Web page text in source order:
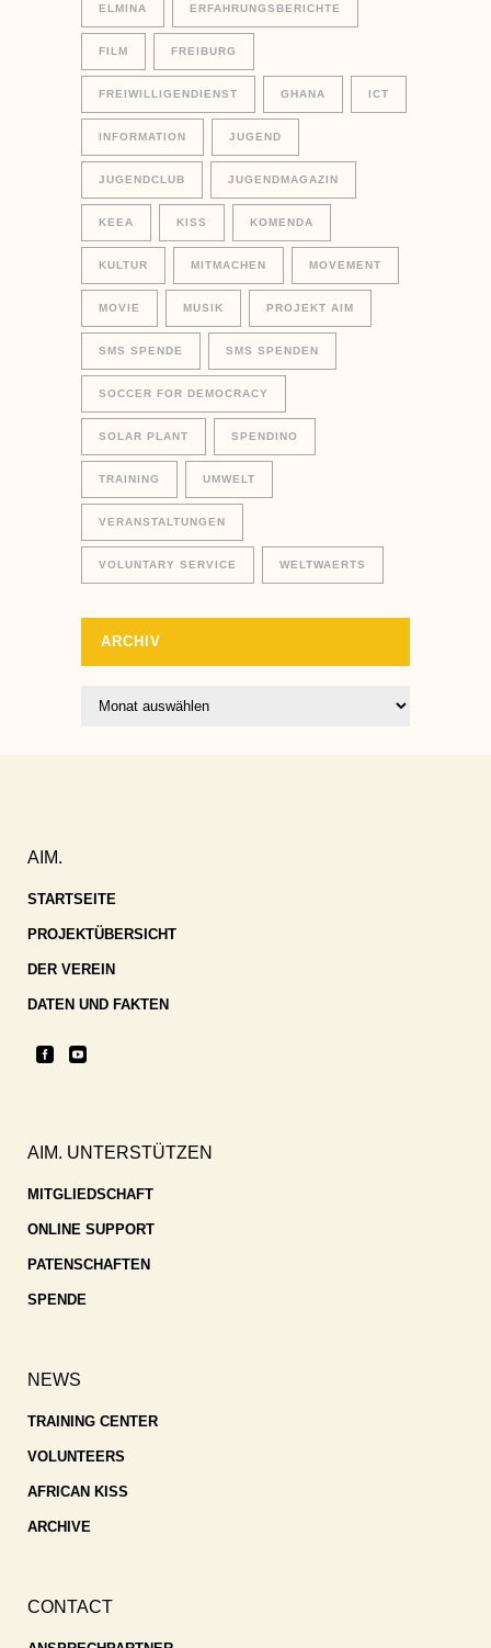
ELMINA ERFAHRUNGSBERICHTE
FILM FREIBURG
FREIWILLIGENDIENST GHANA ICT
INFORMATION JUGEND
JUGENDCLUB JUGENDMAGAZIN
KEEA KISS KOMENDA
KULTUR MITMACHEN MOVEMENT
MOVIE MUSIK PROJEKT AIM
SMS SPENDE SMS SPENDEN
SOCCER FOR DEMOCRACY
SOLAR PLANT SPENDINO
TRAINING UMWELT
VERANSTALTUNGEN
VOLUNTARY SERVICE WELTWAERTS
ARCHIV
Archiv
AIM.
STARTSEITE
PROJEKTÜBERSICHT
DER VEREIN
DATEN UND FAKTEN
AIM. UNTERSTÜTZEN
MITGLIEDSCHAFT
ONLINE SUPPORT
PATENSCHAFTEN
SPENDE
NEWS
TRAINING CENTER
VOLUNTEERS
AFRICAN KISS
ARCHIVE
CONTACT